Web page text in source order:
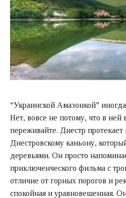
“Украинской Амазонкой”
Нет, вовсе не потому, что в ней
переживайте. Днестр
Днестровскому каньону,
деревьями. Он просто
приключенческого фильма с
отличие от горных порогов и
спокойная и уравновешенная.